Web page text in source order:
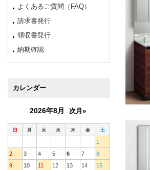
よくあるご質問（FAQ）
請求書発行
領収書発行
納期確認
カレンダー
2026年8月 次月»
日 月 火 水 木 金 土
1
2
3 4 5 6 7
8
9
10 11 12 13 14
15